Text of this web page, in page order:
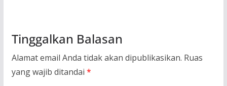
Tinggalkan Balasan
Alamat email Anda tidak akan dipublikasikan. Ruas
yang wajib ditandai *